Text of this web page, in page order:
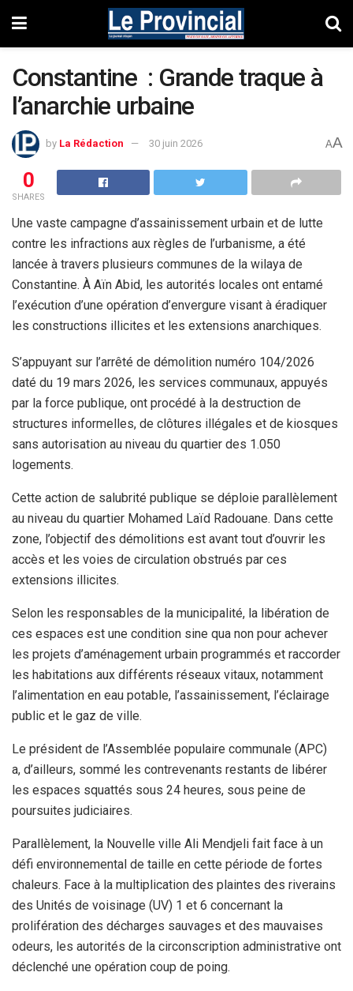
Constantine : Grande traque à
l’anarchie urbaine
by La Rédaction 30 juin 2026 AA
0
SHARES
Une vaste campagne d’assainissement urbain et de lutte
contre les infractions aux règles de l’urbanisme, a été
lancée à travers plusieurs communes de la wilaya de
Constantine. À Aïn Abid, les autorités locales ont entamé
l’exécution d’une opération d’envergure visant à éradiquer
les constructions illicites et les extensions anarchiques.
S’appuyant sur l’arrêté de démolition numéro 104/2026
daté du 19 mars 2026, les services communaux, appuyés
par la force publique, ont procédé à la destruction de
structures informelles, de clôtures illégales et de kiosques
sans autorisation au niveau du quartier des 1.050
logements.
Cette action de salubrité publique se déploie parallèlement
au niveau du quartier Mohamed Laïd Radouane. Dans cette
zone, l’objectif des démolitions est avant tout d’ouvrir les
accès et les voies de circulation obstrués par ces
extensions illicites.
Selon les responsables de la municipalité, la libération de
ces espaces est une condition sine qua non pour achever
les projets d’aménagement urbain programmés et raccorder
les habitations aux différents réseaux vitaux, notamment
l’alimentation en eau potable, l’assainissement, l’éclairage
public et le gaz de ville.
Le président de l’Assemblée populaire communale (APC)
a, d’ailleurs, sommé les contrevenants restants de libérer
les espaces squattés sous 24 heures, sous peine de
poursuites judiciaires.
Parallèlement, la Nouvelle ville Ali Mendjeli fait face à un
défi environnemental de taille en cette période de fortes
chaleurs. Face à la multiplication des plaintes des riverains
des Unités de voisinage (UV) 1 et 6 concernant la
prolifération des décharges sauvages et des mauvaises
odeurs, les autorités de la circonscription administrative ont
déclenché une opération coup de poing.